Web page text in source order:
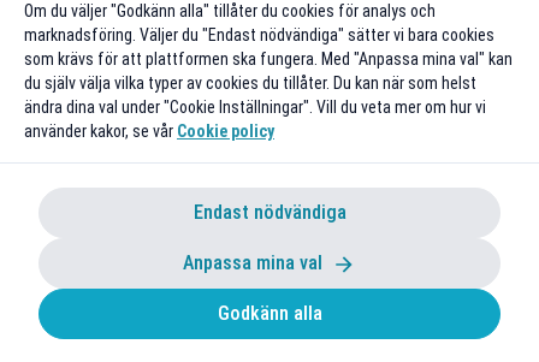
Om du väljer "Godkänn alla" tillåter du cookies för analys och
marknadsföring. Väljer du "Endast nödvändiga" sätter vi bara cookies
som krävs för att plattformen ska fungera. Med "Anpassa mina val" kan
du själv välja vilka typer av cookies du tillåter. Du kan när som helst
ändra dina val under "Cookie Inställningar". Vill du veta mer om hur vi
använder kakor, se vår Cookie policy
Endast nödvändiga
Anpassa mina val
Godkänn alla